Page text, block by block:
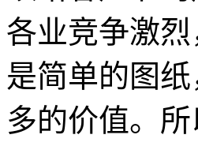
各业竞争激
是简单的图
多的价值。